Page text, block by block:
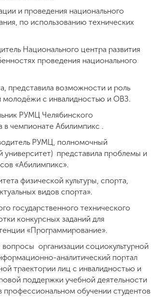
и проведения национального
по использованию технических
Национального центра развития
проведения национального
представила возможности и роль
молодёжи с инвалидностью и ОВЗ.
РУМЦ Челябинского
в чемпионате Абилимпикс .
РУМЦ, полномочный
представила проблемы и
«Абилимпикс».
физической культуры, спорта,
видов спорта».
государственного технического
конкурсных заданий для
«Программирование».
организации социокультурной
аналитический портал
траектории лиц с инвалидностью и
поддержки учебной деятельности
обучении студентов